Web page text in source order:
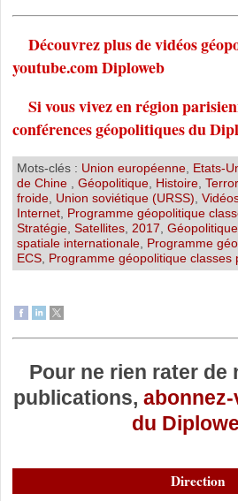
Découvrez plus de vidéos
youtube.com Diploweb
Si vous vivez en région
conférences géopolitiques du
Mots-clés : Union européenne, Etats-
de Chine
Géopolitique, Histoire,
froide, Union soviétique (URSS)
Internet, Programme géopolitique
Stratégie, Satellites, 2017
spatiale internationale, Programme
ECS, Programme géopolitique classes
Pour ne rien rater de
publications,
du
Direction